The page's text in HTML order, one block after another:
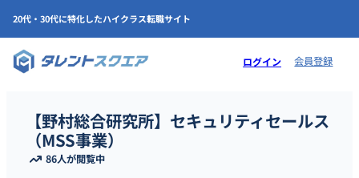
20代・30代に特化したハイクラス転職サイト
ログイン 会員登録
【野村総合研究所】セキュリティセールス
（MSS事業）
86人が閲覧中